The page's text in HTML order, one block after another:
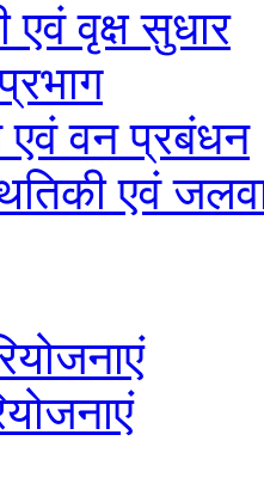
वृक्ष सुधार
एवं वन प्रबंधन
एवं